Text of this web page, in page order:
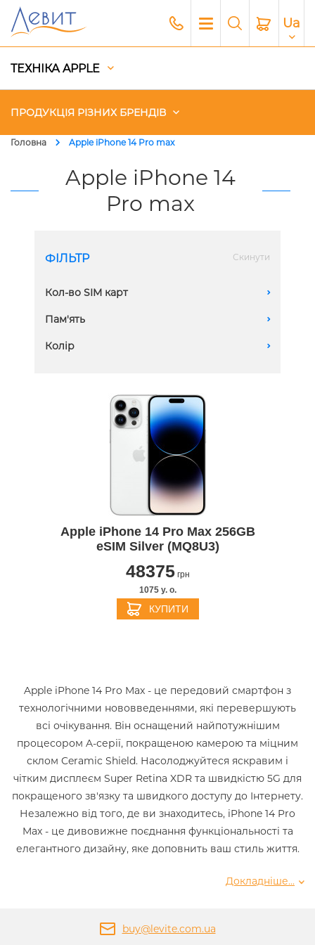
Ua
ТЕХНІКА APPLE
ПРОДУКЦІЯ РІЗНИХ БРЕНДІВ
Головна Apple iPhone 14 Pro max
Apple iPhone 14
Pro max
ФІЛЬТР Скинути
Кол-во SIM карт A
2 eSIM
Пам'ять A
256 GB
Колір A
Apple iPhone 14 Pro Max 256GB
eSIM Silver (MQ8U3)
48375грн
1075 y. о.
КУПИТИ
Apple iPhone 14 Pro Max - це передовий смартфон з
технологічними нововведеннями, які перевершують
всі очікування. Він оснащений найпотужнішим
процесором A-серії, покращеною камерою та міцним
склом Ceramic Shield. Насолоджуйтеся яскравим і
чітким дисплеєм Super Retina XDR та швидкістю 5G для
покращеного зв'язку та швидкого доступу до Інтернету.
Незалежно від того, де ви знаходитесь, iPhone 14 Pro
Max - це дивовижне поєднання функціональності та
елегантного дизайну, яке доповнить ваш стиль життя.
Докладніше...
buy@levite.com.ua